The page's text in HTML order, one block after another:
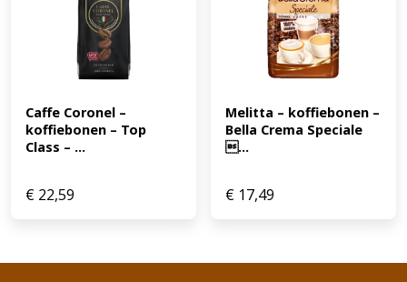
Caffe Coronel –
koffiebonen – Top
Class – ...
€ 22,59
Melitta – koffiebonen –
Bella Crema Speciale
...
€ 17,49